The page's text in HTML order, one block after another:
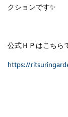
クションです✨
公式ＨＰはこちら
https://